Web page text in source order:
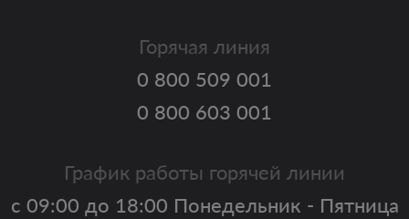
Горячая линия
0 800 509 001
0 800 603 001
График работы горячей линии
с 09:00 до 18:00 Понедельник - Пятница